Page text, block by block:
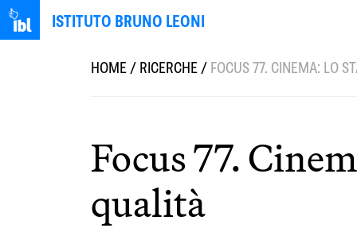
ISTITUTO BRUNO LEONI
HOME/RICERCHE/FOCUS 77. CINEMA: LO
Focus 77.
qualità